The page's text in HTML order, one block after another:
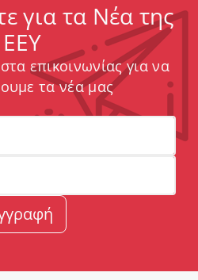
για τα Νέα της
ΕΕΥ
επικοινωνίας για να
τα νέα μας